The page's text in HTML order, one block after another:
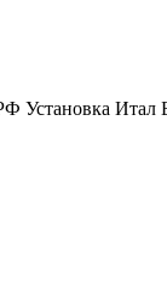
Установка